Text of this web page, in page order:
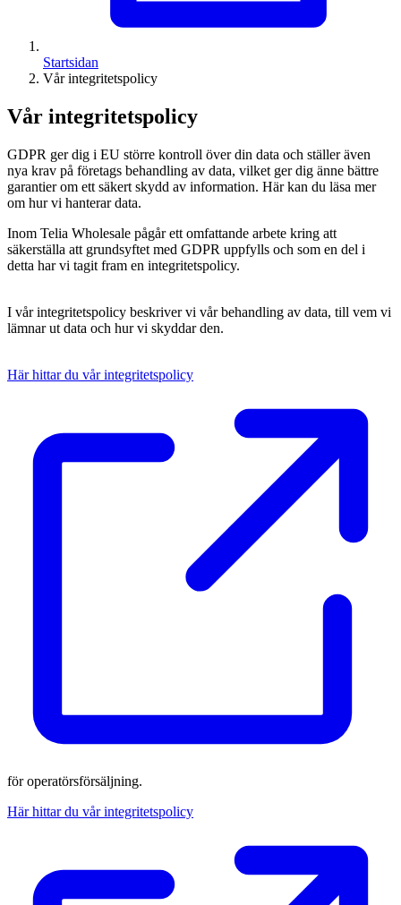
Startsidan
Vår integritetspolicy
Vår integritetspolicy
GDPR ger dig i EU större kontroll över din data och ställer även
nya krav på företags behandling av data, vilket ger dig änne bättre
garantier om ett säkert skydd av information. Här kan du läsa mer
om hur vi hanterar data.
Inom Telia Wholesale pågår ett omfattande arbete kring att
säkerställa att grundsyftet med GDPR uppfylls och som en del i
detta har vi tagit fram en integritetspolicy.
I vår integritetspolicy beskriver vi vår behandling av data, till vem vi
lämnar ut data och hur vi skyddar den.
Här hittar du vår integritetspolicy
för operatörsförsäljning.
Här hittar du vår integritetspolicy